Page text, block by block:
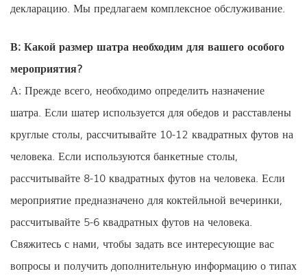
декларацию. Мы предлагаем комплексное обслуживание.
В: Какой размер шатра необходим для вашего особого
мероприятия?
А: Прежде всего, необходимо определить назначение
шатра. Если шатер используется для обедов и расставлены
круглые столы, рассчитывайте 10-12 квадратных футов на
человека. Если используются банкетные столы,
рассчитывайте 8-10 квадратных футов на человека. Если
мероприятие предназначено для коктейльной вечеринки,
рассчитывайте 5-6 квадратных футов на человека.
Свяжитесь с нами, чтобы задать все интересующие вас
вопросы и получить дополнительную информацию о типах